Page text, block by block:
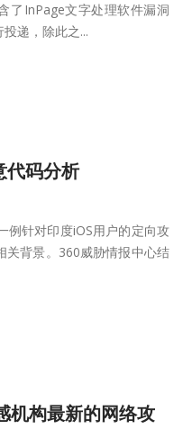
了InPage文字处理软件漏洞
递，除此之...
代码分析
例针对印度iOS用户的定向攻
关背景。360威胁情报中心结
机构最新的网络攻